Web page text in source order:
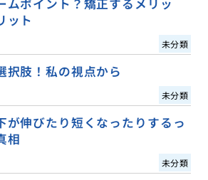
ット
未分類
択肢！私の視点から
未分類
が伸びたり短くなったりするっ
相
未分類